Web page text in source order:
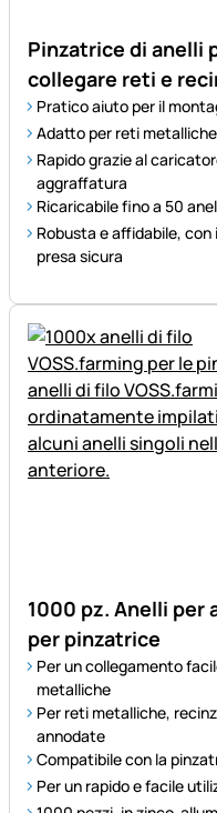
Pinzatrice di anelli
collegare reti e
Pratico aiuto per il
Adatto per reti
Rapido grazie al
aggraffatura
Ricaricabile fino a 50
Robusta e affidabile,
presa sicura
1000 pz. Anelli per
per pinzatrice
Per un collegamento
metalliche
Per reti metalliche,
annodate
Compatibile con la
Per un rapido e facile